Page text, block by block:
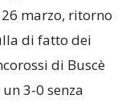
marzo, ritorno
di fatto dei
di Buscè
3-0 senza